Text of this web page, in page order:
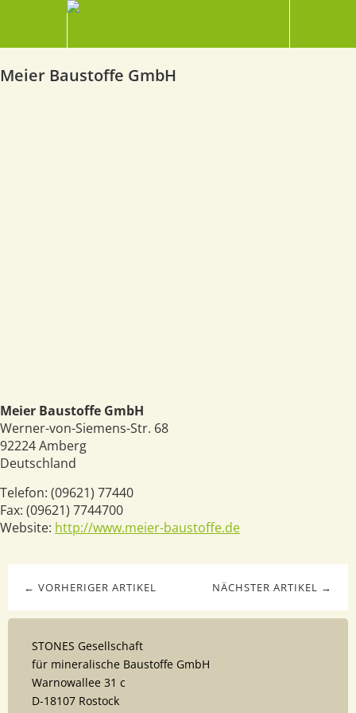
Meier Baustoffe GmbH
Meier Baustoffe GmbH
Werner-von-Siemens-Str. 68
92224Amberg
Deutschland
Telefon: (09621) 77440
Fax: (09621) 7744700
Website: http://www.meier-baustoffe.de
NÄCHSTER ARTIKEL →
← VORHERIGER ARTIKEL
STONES Gesellschaft
für mineralische Baustoffe GmbH
Warnowallee 31 c
D-18107 Rostock